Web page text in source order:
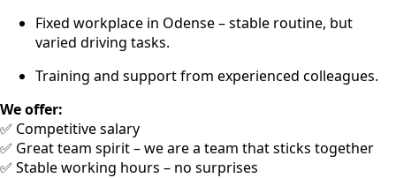
Fixed workplace in Odense – stable routine, but
varied driving tasks.
Training and support from experienced colleagues.
We offer:
✅ Competitive salary
✅ Great team spirit – we are a team that sticks together
✅ Stable working hours – no surprises